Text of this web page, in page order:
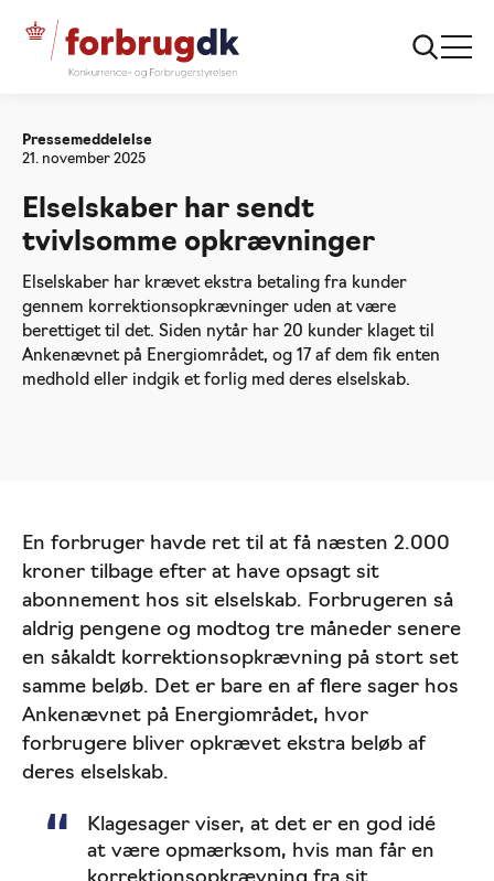
Forside
Elselskaber har sendt tvivlsomme
opkrævninger
Pressemeddelelse
21. november 2025
Elselskaber har sendt
tvivlsomme opkrævninger
Elselskaber har krævet ekstra betaling fra kunder
gennem korrektionsopkrævninger uden at være
berettiget til det. Siden nytår har 20 kunder klaget til
Ankenævnet på Energiområdet, og 17 af dem fik enten
medhold eller indgik et forlig med deres elselskab.
En forbruger havde ret til at få næsten 2.000
kroner tilbage efter at have opsagt sit
abonnement hos sit elselskab. Forbrugeren så
aldrig pengene og modtog tre måneder senere
en såkaldt korrektionsopkrævning på stort set
samme beløb. Det er bare en af flere sager hos
Ankenævnet på Energiområdet, hvor
forbrugere bliver opkrævet ekstra beløb af
deres elselskab.
Klagesager viser, at det er en god idé
at være opmærksom, hvis man får en